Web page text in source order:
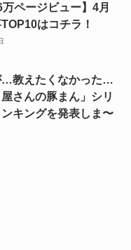
ページビュー】4月
はコチラ！
…教えたくなかった…
さんの豚まん」シリ
キングを発表しま〜